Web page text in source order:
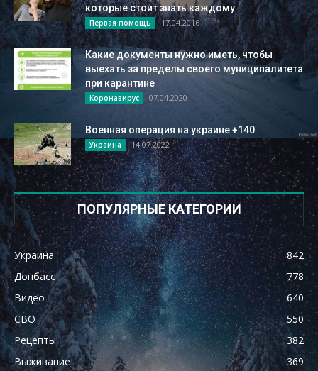
которые стоит знать каждому
Первая помощь 17.04.2016
Какие документы нужно иметь, чтобы
выехать за пределы своего муниципалитета
при карантине
Коронавирус 07.04.2020
Военная операция на украине +140
Украина 14.07.2022
ПОПУЛЯРНЫЕ КАТЕГОРИИ
Украина
842
Донбасс
778
Видео
640
СВО
550
Рецепты
382
Выживание
369